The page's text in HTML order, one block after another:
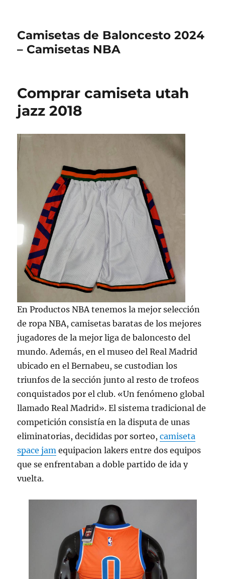
Camisetas de Baloncesto 2024
– Camisetas NBA
Comprar camiseta utah
jazz 2018
En Productos NBA tenemos la mejor selección
de ropa NBA, camisetas baratas de los mejores
jugadores de la mejor liga de baloncesto del
mundo. Además, en el museo del Real Madrid
ubicado en el Bernabeu, se custodian los
triunfos de la sección junto al resto de trofeos
conquistados por el club. «Un fenómeno global
llamado Real Madrid». El sistema tradicional de
competición consistía en la disputa de unas
eliminatorias, decididas por sorteo,camiseta
space jam equipacion lakers entre dos equipos
que se enfrentaban a doble partido de ida y
vuelta.